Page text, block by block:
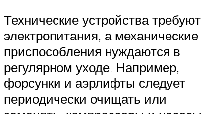
Технические устройства требуют
электропитания, а механические
приспособления нуждаются в
регулярном уходе. Например,
форсунки и аэрлифты следует
периодически очищать или